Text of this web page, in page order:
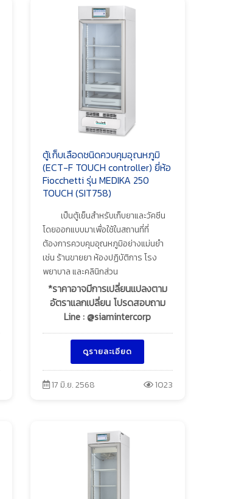
ตู้เก็บเลือดชนิดควบคุมอุณหภูมิ
(ECT-F TOUCH controller) ยี่ห้อ
Fiocchetti รุ่น MEDIKA 250
TOUCH (SIT758)
เป็นตู้เย็นสำหรับเก็บยาและวัคซีน
โดยออกแบบมาเพื่อใช้ในสถานที่ที่
ต้องการควบคุมอุณหภูมิอย่างแม่นยำ
เช่น ร้านขายยา ห้องปฏิบัติการ โรง
พยาบาล และคลินิกส่วน
*ราคาอาจมีการเปลี่ยนแปลงตาม
อัตราแลกเปลี่ยน โปรดสอบถาม
Line : @siamintercorp
ดูรายละเอียด
17 มิ.ย. 2568 1023